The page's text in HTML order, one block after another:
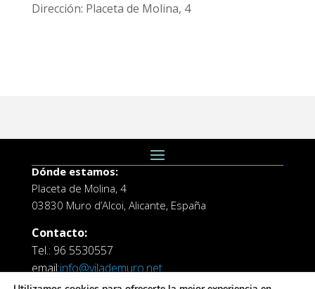
Dirección: Placeta de Molina, 4
Dónde estamos:
Placeta de Molina, 4
03830 Muro d’Alcoi, Alicante, España
Contacto:
Tel.: 96 5530557
email:info@vilademuro.net